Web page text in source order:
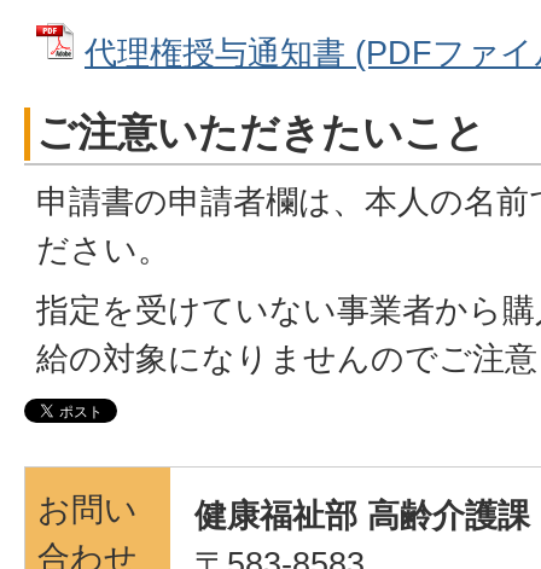
代理権授与通知書 (PDFファ
ご注意いただきたいこと
申請書の申請者欄は、本人の名
ださい。
指定を受けていない事業者から
給の対象になりませんのでご注
お問い
合わせ
健康福祉部 高齢介護課